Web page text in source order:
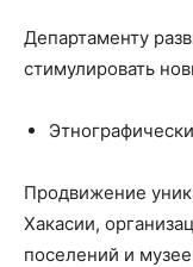
Департаменту
стимулировать
Продвижение
Хакасии,
поселений и